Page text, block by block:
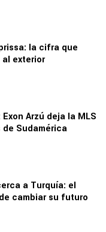
la cifra que
exterior
Arzú deja la MLS
Sudamérica
a Turquía: el
cambiar su futuro